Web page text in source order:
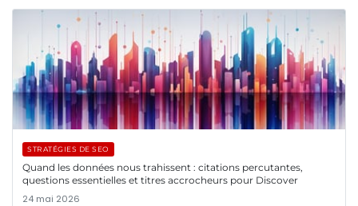
STRATÉGIES DE SEO
Quand les données nous trahissent : citations percutantes,
questions essentielles et titres accrocheurs pour Discover
24 mai 2026